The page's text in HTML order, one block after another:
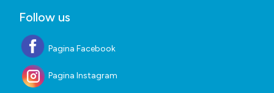
Follow us
Pagina Facebook
Pagina Instagram